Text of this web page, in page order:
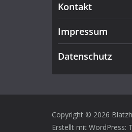
Kontakt
Impressum
Datenschutz
Copyright © 2026
Erstellt mit WordPress: